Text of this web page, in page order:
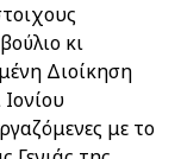
κι
Διοίκηση
με το